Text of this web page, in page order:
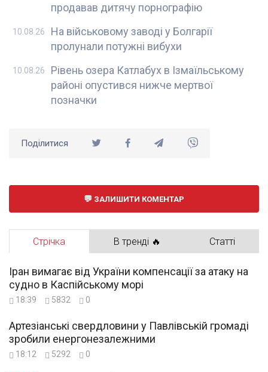
продавав дитячу порнографію
На військовому заводі у Болгарії
пролунали потужні вибухи
10.08.26
Рівень озера Катлабух в Ізмаїльському
районі опустився нижче мертвої
позначки
10.08.26
Поділитися
ЗАЛИШИТИ КОМЕНТАР
Стрічка В тренді 🔥 Статті
Іран вимагає від України компенсації за атаку на
судно в Каспійському морі
18:39 5832 0
Артезіанські свердловини у Павлівській громаді
зробили енергонезалежними
18:12 5292 0